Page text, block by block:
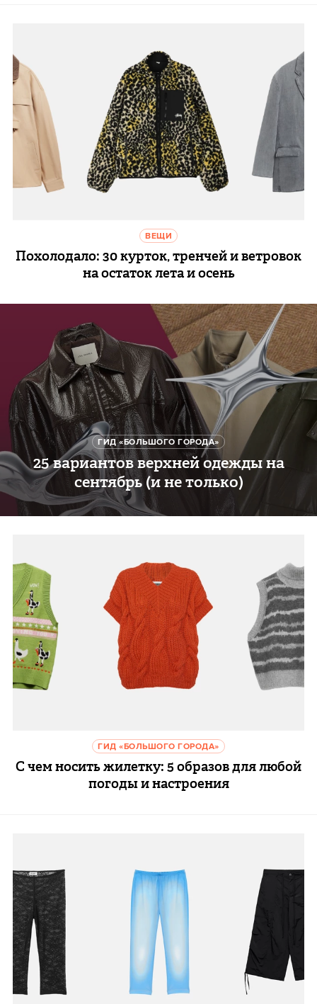
ВЕЩИ
Похолодало: 30 курток, тренчей и ветровок
на остаток лета и осень
ГИД «БОЛЬШОГО ГОРОДА»
25 вариантов верхней одежды на
сентябрь (и не только)
ГИД «БОЛЬШОГО ГОРОДА»
С чем носить жилетку: 5 образов для любой
погоды и настроения